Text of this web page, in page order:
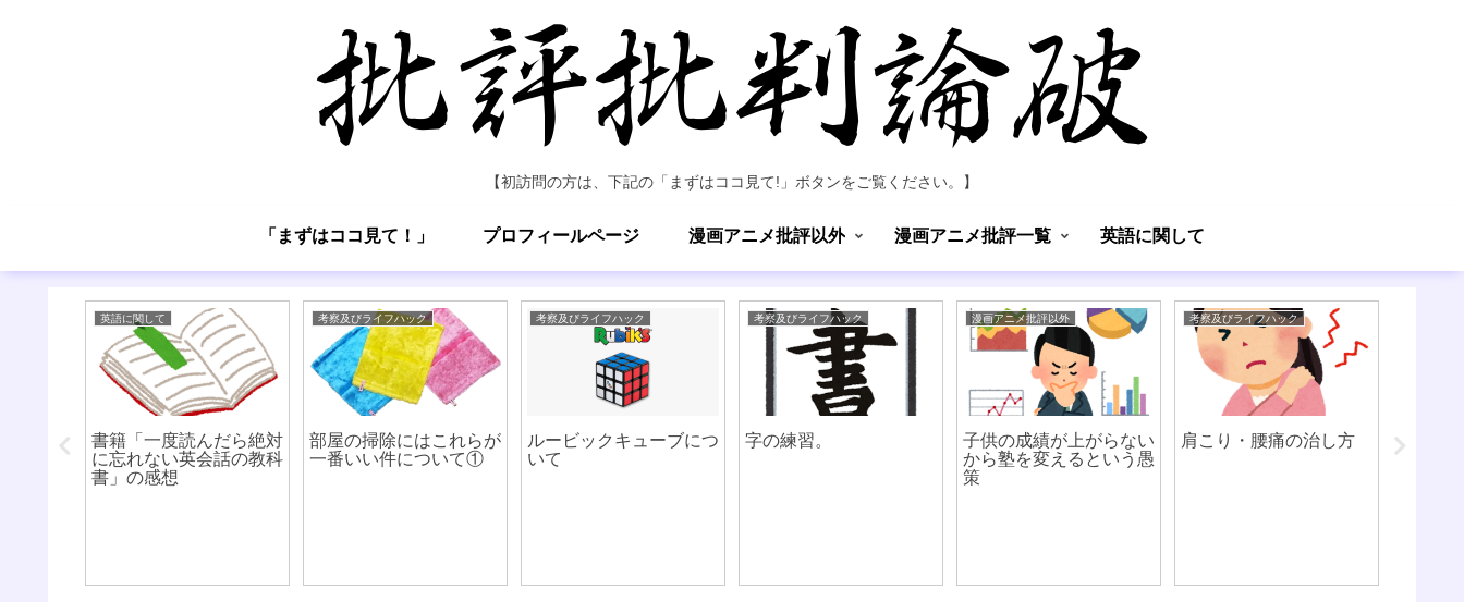
【初訪問の方は、下記の「まずはココ見て!」ボタンをご覧ください。】
「まずはココ見て！」 プロフィールページ 漫画アニメ批評以外 漫画アニメ批評一覧 英語に関して
いかに
英語に関して
書籍「一度読んだら絶対
に忘れない英会話の教科
書」の感想
考察及びライフハック
部屋の掃除にはこれらが
一番いい件について①
考察及びライフハック
ルービックキューブにつ
いて
考察及びライフハック
字の練習。
漫画アニメ批評以外
子供の成績が上がらない
から塾を変えるという愚
策
考察及びライフハック
肩こり・腰痛の治し方
門外漢
ど、ま